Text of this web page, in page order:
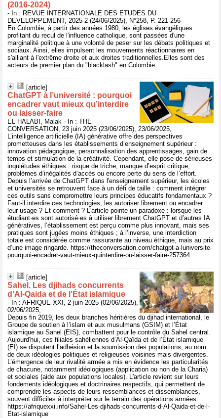
(2016-2024)
- In : REVUE INTERNATIONALE DES ETUDES DU
DEVELOPPEMENT, 2025-2 (24/06/2025), N°258, P. 221-256
En Colombie, à partir des années 1980, les églises évangéliques
profitant du recul de l'influence catholique, sont passées d'une
marginalité politique à une volonté de peser sur les débats politiques et
sociaux. Ainsi, elles impulsent les mouvements réactionnaires en
s'alliant à l'extrême droite et aux droites traditionnelles.Elles sont des
acteurs de premier plan du "blacklash" en Colombie.
[article]
ChatGPT à l’université : pourquoi
encadrer vaut mieux qu’interdire
ou laisser-faire
EL HALABI, Malak - In : THE
CONVERSATION, 23 juin 2025 (23/06/2025), 23/06/2025,
L’intelligence artificielle (IA) générative offre des perspectives
prometteuses dans les établissements d’enseignement supérieur :
innovation pédagogique, personnalisation des apprentissages, gain de
temps et stimulation de la créativité. Cependant, elle pose de sérieuses
inquiétudes éthiques : risque de triche, manque d’esprit critique,
problèmes d’inégalités d’accès ou encore perte du sens de l’effort.
Depuis l’arrivée de ChatGPT dans l'enseignement supérieur, les écoles
et universités se retrouvent face à un défi de taille : comment intégrer
ces outils sans compromettre leurs principes éducatifs fondamentaux ?
Faut-il interdire ces technologies, les autoriser librement ou encadrer
leur usage ? Et comment ? L'article pointe un paradoxe : lorsque les
étudiant·es sont autorisé·es à utiliser librement ChatGPT et d’autres IA
génératives, l’établissement est perçu comme plus innovant, mais ses
pratiques sont jugées moins éthiques ; à l’inverse, une interdiction
totale est considérée comme rassurante au niveau éthique, mais au prix
d’une image ringarde. https://theconversation.com/chatgpt-a-luniversite-
pourquoi-encadrer-vaut-mieux-quinterdire-ou-laisser-faire-257364
[article]
Sahel. Les djihads concurrents
d’Al-Qaida et de l’État islamique
- In : AFRIQUE XXI, 2 juin 2025 (02/06/2025),
02/06/2025,
Depuis fin 2019, les deux branches héritières du djihad international, le
Groupe de soutien à l’islam et aux musulmans (GSIM) et l’État
islamique au Sahel (EIS), combattent pour le contrôle du Sahel central.
Aujourd'hui, ces filiales sahéliennes d’Al-Qaïda et de l’État islamique
(EI) se disputent l’adhésion et la soumission des populations, au nom
de deux idéologies politiques et religieuses voisines mais divergentes.
L’émergence de leur rivalité armée a mis en évidence les particularités
de chacune, notamment idéologiques (application ou non de la Charia)
et sociales (aide aux populations locales). L'article revient sur leurs
fondements idéologiques et doctrinaires respectifs, qui permettent de
comprendre les aspects de leurs ressemblances et dissemblances,
souvent difficiles à interpréter sur le terrain des opérations armées.
https://afriquexxi.info/Sahel-Les-djihads-concurrents-d-Al-Qaida-et-de-l-
Etat-islamique